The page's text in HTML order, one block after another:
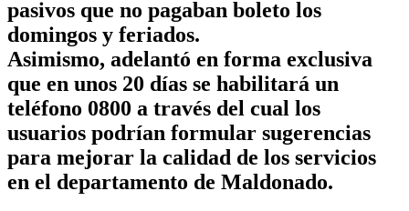
pasivos que no pagaban boleto los
domingos y feriados.
Asimismo, adelantó en forma exclusiva
que en unos 20 días se habilitará un
teléfono 0800 a través del cual los
usuarios podrían formular sugerencias
para mejorar la calidad de los servicios
en el departamento de Maldonado.